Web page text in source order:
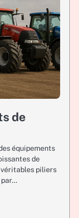
de
équipements
de
piliers
par…